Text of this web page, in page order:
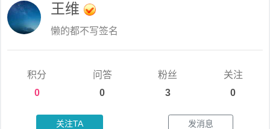
王维
懒的都不写签名
积分
0
问答
0
粉丝
3
关注
0
关注TA 发消息